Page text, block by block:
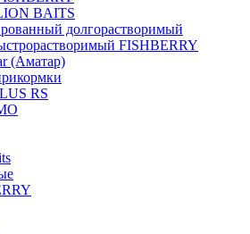
BAITS
долгорастворимый
FISHBERRY
(Аматар)
RS